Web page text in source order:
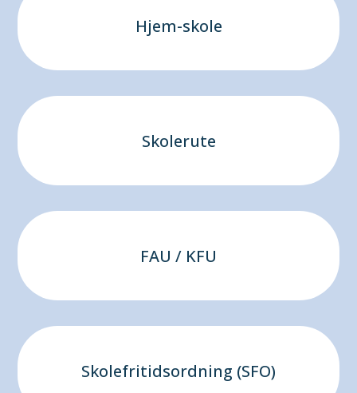
Hjem-skole
Skolerute
FAU / KFU
Skolefritidsordning (SFO)